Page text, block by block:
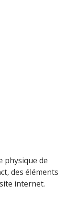
physique de
des éléments
internet.